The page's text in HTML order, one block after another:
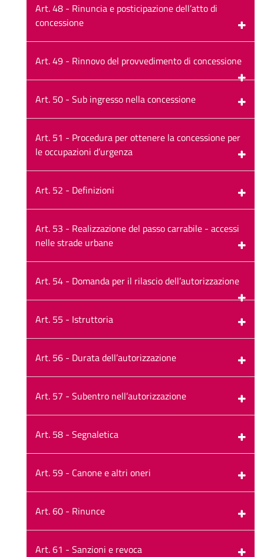
Art. 48 - Rinuncia e posticipazione dell’atto di
concessione
Art. 49 - Rinnovo del provvedimento di concessione
Art. 50 - Sub ingresso nella concessione
Art. 51 - Procedura per ottenere la concessione per
le occupazioni d’urgenza
Art. 52 - Definizioni
Art. 53 - Realizzazione del passo carrabile - accessi
nelle strade urbane
Art. 54 - Domanda per il rilascio dell’autorizzazione
Art. 55 - Istruttoria
Art. 56 - Durata dell’autorizzazione
Art. 57 - Subentro nell’autorizzazione
Art. 58 - Segnaletica
Art. 59 - Canone e altri oneri
Art. 60 - Rinunce
Art. 61 - Sanzioni e revoca